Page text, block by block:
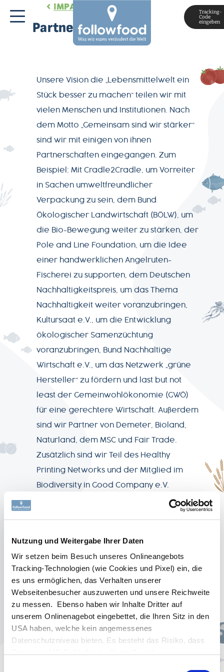
Nutzung und Weitergabe Ihrer Daten
Wir setzen beim Besuch unseres Onlineangebots
Tracking-Technologien (wie Cookies und Pixel) ein, die
es uns ermöglichen, das Verhalten unserer
Webseitenbesucher auszuwerten und unsere Reichweite
zu messen. Ebenso haben wir Inhalte Dritter auf
unserem Onlinenagebot eingebettet, die Ihren Sitz in den
USA haben, welche kein angemessenes
Datenschutzniveau bieten. Es besteht das Risiko, dass
Tracking-
Code
eingeben
MAGAZIN
ÜBER
UNS
PRODUKTWELT
SERVICE
NEWSLETTER
AGB
Impressum
IMPACT-ABC
Partner
Unsere Vision die „Lebensmittelwelt ein
Stück besser zu machen“ teilen wir mit
vielen Menschen und Institutionen. Nach
dem Motto „Gemeinsam sind wir stärker“
sind wir mit einigen von ihnen
Partnerschaften eingegangen. Zum
Beispiel: Mit Cradle2Cradle, um Vorreiter
in Sachen umweltfreundlicher
Verpackung zu sein, dem Bund
Ökologischer Landwirtschaft (BÖLW), um
die Bio-Bewegung weiter zu stärken, der
Pole and Line Foundation, um die Idee
einer handwerklichen Angelruten-
Fischerei zu supporten, dem Deutschen
Nachhaltigkeitspreis, um das Thema
Nachhaltigkeit weiter voranzubringen,
Kultursaat e.V., um die Entwicklung
ökologischer Samenzüchtung
voranzubringen, Bund Nachhaltige
Wirtschaft e.V., um das Netzwerk „grüne
Hersteller“ zu fördern und last but not
least der Gemeinwohlökonomie (GWÖ)
für eine gerechtere Wirtschaft. Außerdem
sind wir Partner von Demeter, Bioland,
Naturland, dem MSC und Fair Trade.
Zusätzlich sind wir Teil des Healthy
Printing Networks und der Mitglied im
Biodiversity in Good Company e.V.